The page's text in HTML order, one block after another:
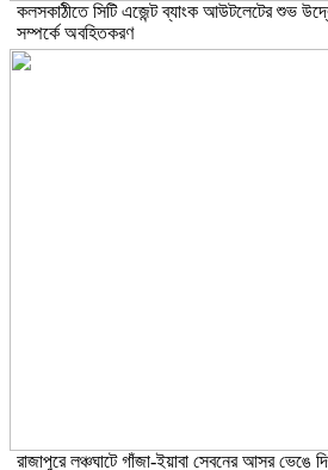
কলসকাঠীতে সিটি এজেন্ট ব্যাংক আউটলেটের শুভ
সম্পর্কে অবহিতকরণ
রাজাপুরে লঞ্চঘাটে গাঁজা-ইয়াবা সেবনের আসর ভেঙে